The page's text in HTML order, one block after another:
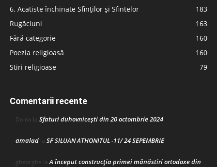
6. Acatiste închinate Sfinților și Sfintelor
183
Rugăciuni
163
Fără categorie
160
Poezia religioasă
160
Stiri religioase
79
Comentarii recente
Doina la Sfaturi duhovnicești din 20 octombrie 2024
amalad la SF SILUAN ATHONITUL -11/ 24 SEPEMBRIE
gheorghe laA început construcţia primei mănăstiri ortodoxe din